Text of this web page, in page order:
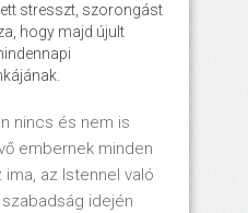
stresszt, szorongást
hogy majd újult
nincs és nem is
embernek minden
az Istennel való
idején